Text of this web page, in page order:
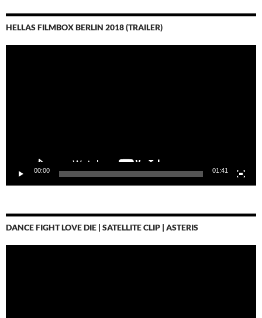
HELLAS FILMBOX BERLIN 2018 (TRAILER)
00:00 01:41
DANCE FIGHT LOVE DIE | SATELLITE CLIP | ASTERIS